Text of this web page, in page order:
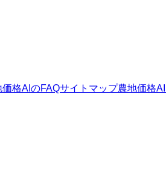
格AI のFAQサイトマップ農地価格AI